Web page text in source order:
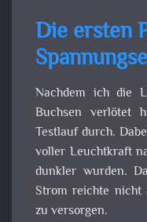
Die ersten
Nachdem ich die
Buchsen verlötet
Testlauf durch.
voller Leuchtkraft
dunkler wurden.
Strom reichte nicht
zu versorgen.